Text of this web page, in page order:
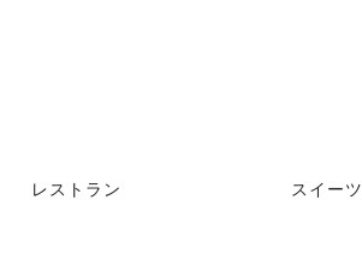
レストラン スイーツ